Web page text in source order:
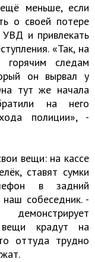
меньше, если
о своей потере
и привлекать
«Так, на
следам
он вырвал у
тут же начала
на него
полиции», -
вещи: на кассе
ставят сумки
в зад­ний
собеседник. -
крадут на
оттуда трудно